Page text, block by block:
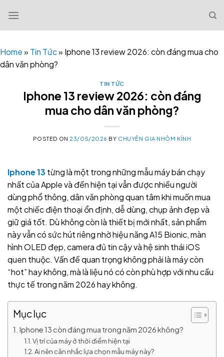
content
Home» Tin Tức» Iphone 13 review 2026: còn đáng mua cho
dân văn phòng?
TIN TỨC
Iphone 13 review 2026: còn đáng
mua cho dân văn phòng?
POSTED ON23/05/2026 BY CHUYÊN GIA NHÔM KÍNH
Iphone 13 từng là một trong những mẫu máy bán chạy
nhất của Apple và đến hiện tại vẫn được nhiều người
dùng phổ thông, dân văn phòng quan tâm khi muốn mua
một chiếc điện thoại ổn định, dễ dùng, chụp ảnh đẹp và
giữ giá tốt. Dù không còn là thiết bị mới nhất, sản phẩm
này vẫn có sức hút riêng nhờ hiệu năng A15 Bionic, màn
hình OLED đẹp, camera đủ tin cậy và hệ sinh thái iOS
quen thuộc. Vấn đề quan trọng không phải là máy còn
“hot” hay không, mà là liệu nó có còn phù hợp với nhu cầu
thực tế trong năm 2026 hay không.
Mục lục
Iphone 13 còn đáng mua trong năm 2026 không?
Vị trí của máy ở thời điểm hiện tại
Ai nên cân nhắc lựa chọn mẫu máy này?